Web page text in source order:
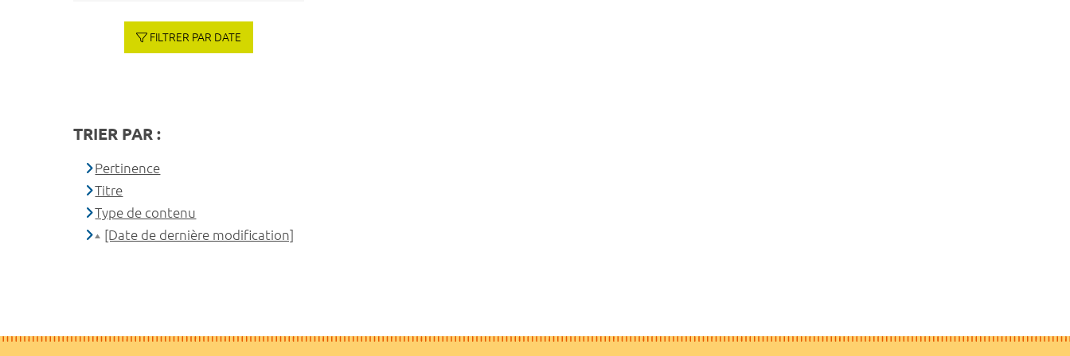
FILTRER PAR DATE
TRIER PAR :
Pertinence
Titre
Type de contenu
[Date de dernière modification]